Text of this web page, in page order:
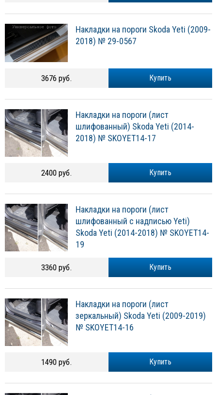
Накладки на пороги Skoda Yeti (2009-
2018) № 29-0567
Купить
3676 руб.
Накладки на пороги (лист
шлифованный) Skoda Yeti (2014-
2018) № SKOYET14-17
Купить
2400 руб.
Накладки на пороги (лист
шлифованный с надписью Yeti)
Skoda Yeti (2014-2018) № SKOYET14-
19
Купить
3360 руб.
Накладки на пороги (лист
зеркальный) Skoda Yeti (2009-2019)
№ SKOYET14-16
Купить
1490 руб.